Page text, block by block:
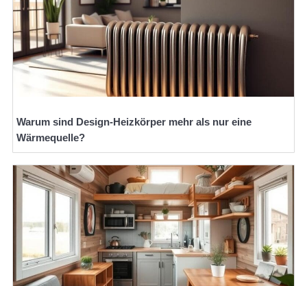
Warum sind Design-Heizkörper mehr als nur eine
Wärmequelle?